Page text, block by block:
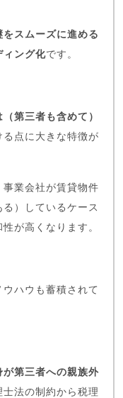
をスムーズに進める
ィング化です。
第三者も含めて）
る点に大きな特徴が
事業会社が賃貸物件
）しているケース
が高くなります。
ハウも蓄積されて
第三者への親族外
士法の制約から税理